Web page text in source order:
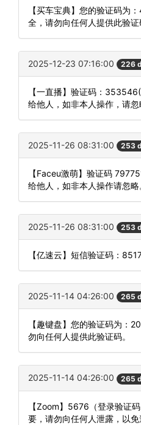
【买车宝典】您的验证码为
全，请勿向任何人提供此验证
2025-12-23 07:16:00 226
【一直播】验证码：
给他人，如非本人操作，请忽
2025-11-26 08:31:00 253
【Faceu激萌】验证码
给他人，如非本人操作请忽略
2025-11-26 08:31:00 253
【亿速云】短信验证码：
2025-11-14 04:26:00 265
【趣键盘】您的验证码为：
勿向任何人提供此验证码。
2025-11-14 04:26:00 265
【Zoom】5676（登录验证
要，请勿向任何人泄露，以免